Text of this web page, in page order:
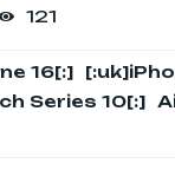
121
16[:]
Series 10[:]